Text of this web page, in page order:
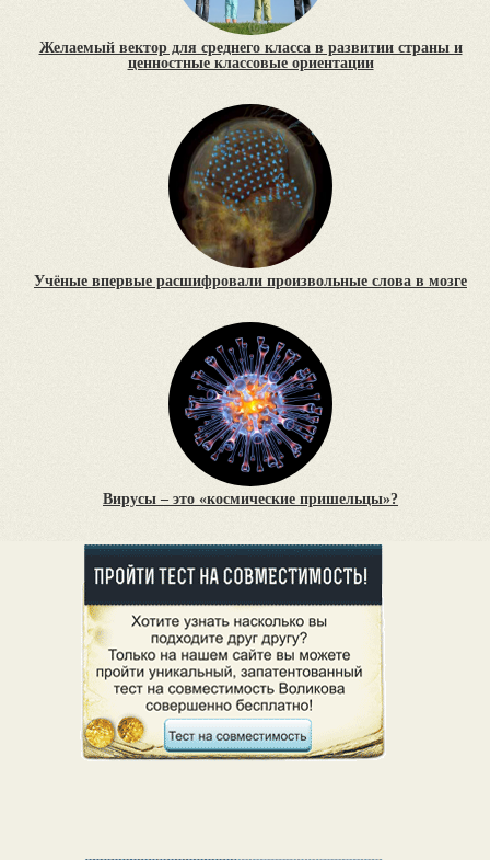
Желаемый вектор для среднего класса в развитии страны и
ценностные классовые ориентации
Учёные впервые расшифровали произвольные слова в мозге
Вирусы – это «космические пришельцы»?